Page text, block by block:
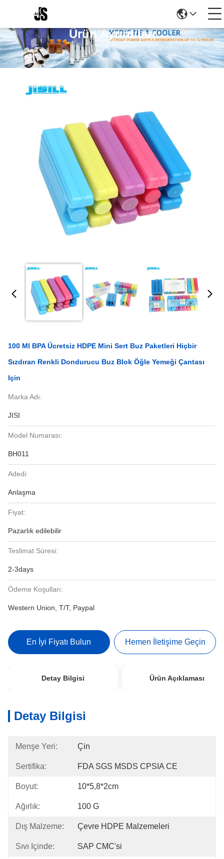
Ürün Ayrıntıları
100 Ml BPA Ücretsiz HDPE Mini Sert Buz Paketleri Hiçbir
Sızdıran Renkli Dondurucu Buz Blok Öğle Yemeği Çantası
Için
Marka Adı:
JISI
Model Numarası:
BH011
Adedi:
Anlaşma
Fiyat:
Pazarlık edilebilir
Teslimat Süresi:
2-3days
Ödeme Koşulları:
Western Union, T/T, Paypal
En İyi Fiyatı Bulun Hemen İletişime Geçin
Detay Bilgisi Ürün Açıklaması
Detay Bilgisi
Menşe Yeri: Çin
Sertifika: FDA SGS MSDS CPSIA CE
Boyut: 10*5,8*2cm
Ağırlık: 100 G
Dış Malzeme: Çevre HDPE Malzemeleri
Sıvı Içinde: SAP CMC'si